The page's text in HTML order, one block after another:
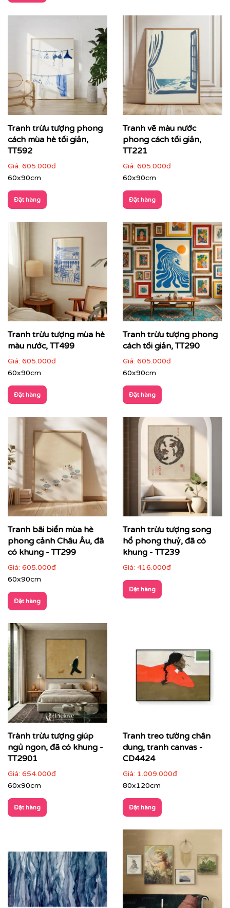
Điểm đặc trưng của tranh trừu tượng
Tự do trong hình thức
: không bị giới hạn bởi quy
tắc mô tả
Tạo điểm nhấn thị giác mạnh: thu hút ánh nhìn
ngay từ cái nhìn đầu tiên
Dễ cá nhân hóa: linh hoạt về màu sắc, bố cục, kích
thước
cách riêng
Tranh trừu tượng phù hợp với nhiều loại hình không
Phòng khách hiện đại, căn hộ cao cấp: làm điểm
nhấn trung tâm
Văn phòng, phòng họp lãnh đạo
sáng tạo và chuyên nghiệp
Tranh trừu tượng phong
cách mùa hè tối giản,
TT592
Giá: 605.000đ
60x90cm
Đặt hàng
Tranh vẽ màu nước
phong cách tối giản,
TT221
Giá: 605.000đ
60x90cm
Đặt hàng
Tranh trừu tượng mùa hè
màu nước, TT499
Giá: 605.000đ
60x90cm
Đặt hàng
Tranh trừu tượng phong
cách tối giản, TT290
Giá: 605.000đ
60x90cm
Đặt hàng
Tranh bãi biển mùa hè
phong cảnh Châu Âu, đã
có khung - TT299
Giá: 605.000đ
60x90cm
Đặt hàng
Tranh trừu tượng song
hổ phong thuỷ, đã có
khung - TT239
Giá: 416.000đ
Đặt hàng
Trành trừu tượng giúp
ngủ ngon, đã có khung -
TT2901
Giá: 654.000đ
60x90cm
Đặt hàng
Tranh treo tường chân
dung, tranh canvas -
CD4424
Giá: 1.009.000đ
80x120cm
Đặt hàng